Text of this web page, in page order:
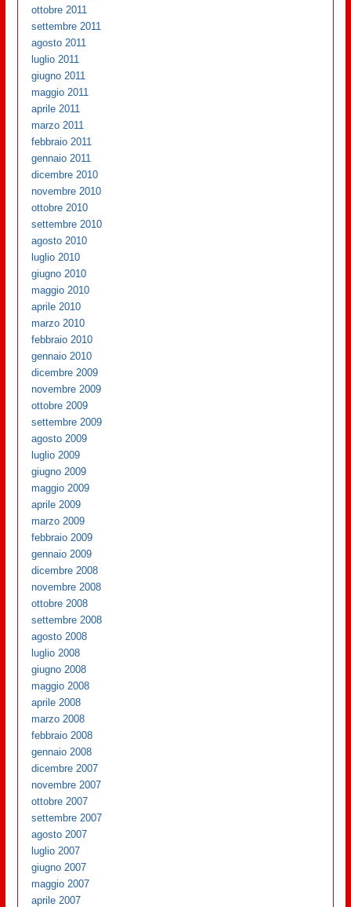
ottobre 2011
settembre 2011
agosto 2011
luglio 2011
giugno 2011
maggio 2011
aprile 2011
marzo 2011
febbraio 2011
gennaio 2011
dicembre 2010
novembre 2010
ottobre 2010
settembre 2010
agosto 2010
luglio 2010
giugno 2010
maggio 2010
aprile 2010
marzo 2010
febbraio 2010
gennaio 2010
dicembre 2009
novembre 2009
ottobre 2009
settembre 2009
agosto 2009
luglio 2009
giugno 2009
maggio 2009
aprile 2009
marzo 2009
febbraio 2009
gennaio 2009
dicembre 2008
novembre 2008
ottobre 2008
settembre 2008
agosto 2008
luglio 2008
giugno 2008
maggio 2008
aprile 2008
marzo 2008
febbraio 2008
gennaio 2008
dicembre 2007
novembre 2007
ottobre 2007
settembre 2007
agosto 2007
luglio 2007
giugno 2007
maggio 2007
aprile 2007